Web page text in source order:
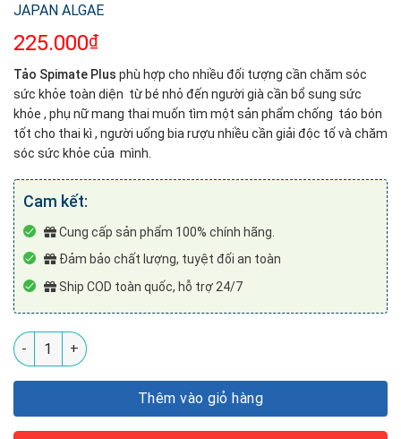
JAPAN ALGAE
225.000₫
Tảo Spimate Plus phù hợp cho nhiều đối tượng cần chăm sóc
sức khỏe toàn diện từ bé nhỏ đến người già cần bổ sung sức
khỏe , phụ nữ mang thai muốn tìm một sản phẩm chống táo bón
tốt cho thai kì , người uống bia rượu nhiều cần giải độc tố và chăm
sóc sức khỏe của mình.
Cam kết:
Cung cấp sản phẩm 100% chính hãng.
Đảm bảo chất lượng, tuyệt đối an toàn
Ship COD toàn quốc, hỗ trợ 24/7
Tảo Spirulina Spimate Plus Nhật Bản (30g) số lượng
Thêm vào giỏ hàng